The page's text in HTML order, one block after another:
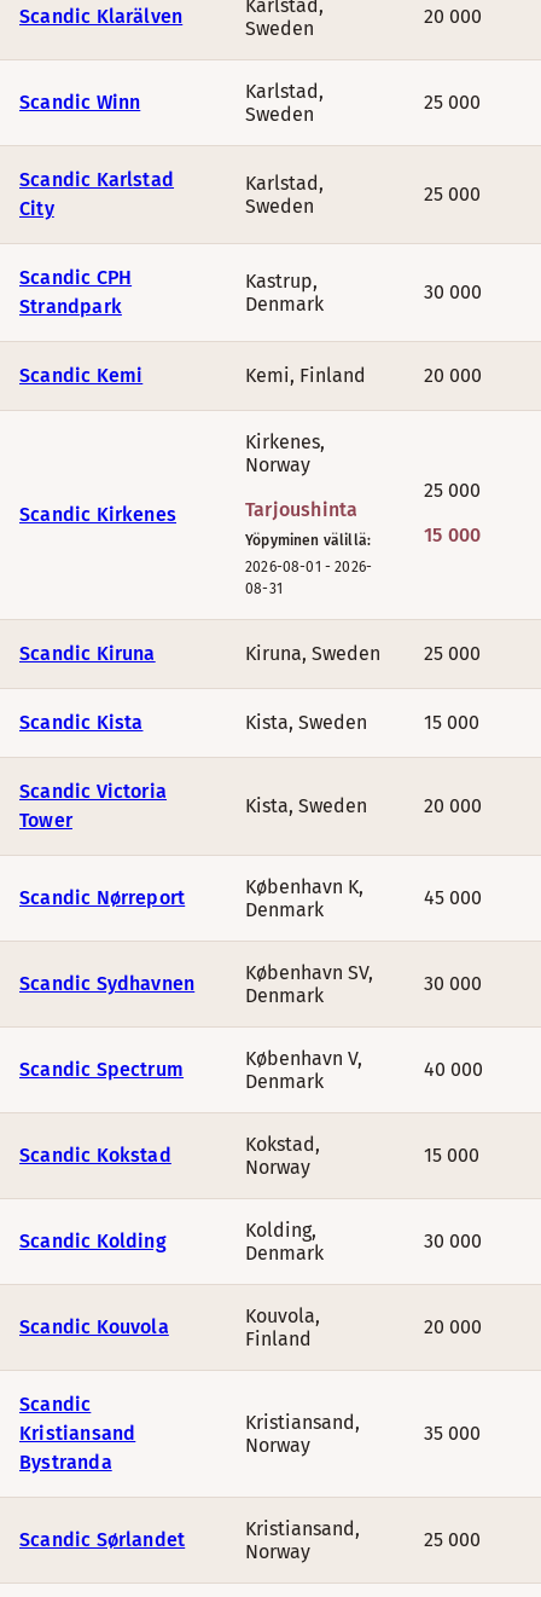
Scandic Klarälven Karlstad,
Sweden
20 000
Scandic Winn Karlstad,
Sweden
25 000
Scandic Karlstad
City
Karlstad,
Sweden
25 000
Scandic CPH
Strandpark
Kastrup,
Denmark
30 000
Scandic Kemi Kemi, Finland 20 000
Scandic Kirkenes
Kirkenes,
Norway
Tarjoushinta
Yöpyminen välillä:
2026-08-01 -2026-
08-31
25 000
15 000
Scandic Kiruna Kiruna, Sweden 25 000
Scandic Kista Kista, Sweden 15 000
Scandic Victoria
Tower
Kista, Sweden 20 000
Scandic Nørreport København K,
Denmark
45 000
Scandic Sydhavnen København SV,
Denmark
30 000
Scandic Spectrum København V,
Denmark
40 000
Scandic Kokstad Kokstad,
Norway
15 000
Scandic Kolding Kolding,
Denmark
30 000
Scandic Kouvola Kouvola,
Finland
20 000
Scandic
Kristiansand
Bystranda
Kristiansand,
Norway
35 000
Scandic Sørlandet Kristiansand,
Norway
25 000